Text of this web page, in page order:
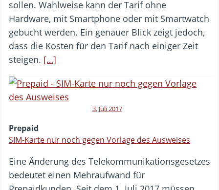
sollen. Wahlweise kann der Tarif ohne
Hardware, mit Smartphone oder mit Smartwatch
gebucht werden. Ein genauer Blick zeigt jedoch,
dass die Kosten für den Tarif nach einiger Zeit
steigen. […]
3. Juli 2017
Prepaid
SIM-Karte nur noch gegen Vorlage des Ausweises
Eine Änderung des Telekommunikationsgesetzes
bedeutet einen Mehraufwand für